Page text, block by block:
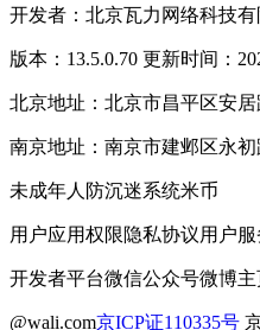
开发者：北京瓦力网络科技有
版本：13.5.0.70 更新时间：
北京地址：北京市昌平区安
南京地址：南京市建邺区永
未成年人防沉迷系统米币
用户应用权限隐私协议用户
开发者平台微信公众号微博主
@wali.com京ICP证110335号